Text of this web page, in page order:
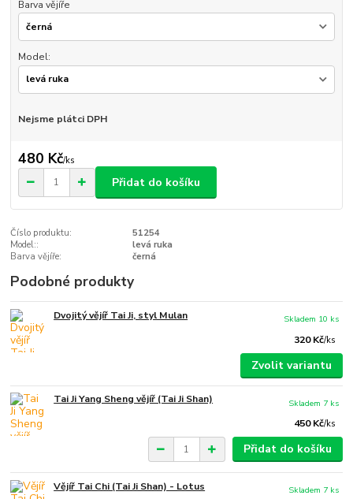
Barva vějíře
Model:
Nejsme plátci DPH
480 Kč/ks
Přidat do košíku
Číslo produktu:
51254
Model::
levá ruka
Barva vějíře:
černá
Podobné produkty
Dvojitý vějíř Tai Ji, styl Mulan
320 Kč/ks
Skladem 10 ks
Zvolit variantu
Tai Ji Yang Sheng vějíř (Tai Ji Shan)
450 Kč/ks
Skladem 7 ks
Přidat do košíku
Vějíř Tai Chi (Tai Ji Shan) - Lotus
Skladem 7 ks